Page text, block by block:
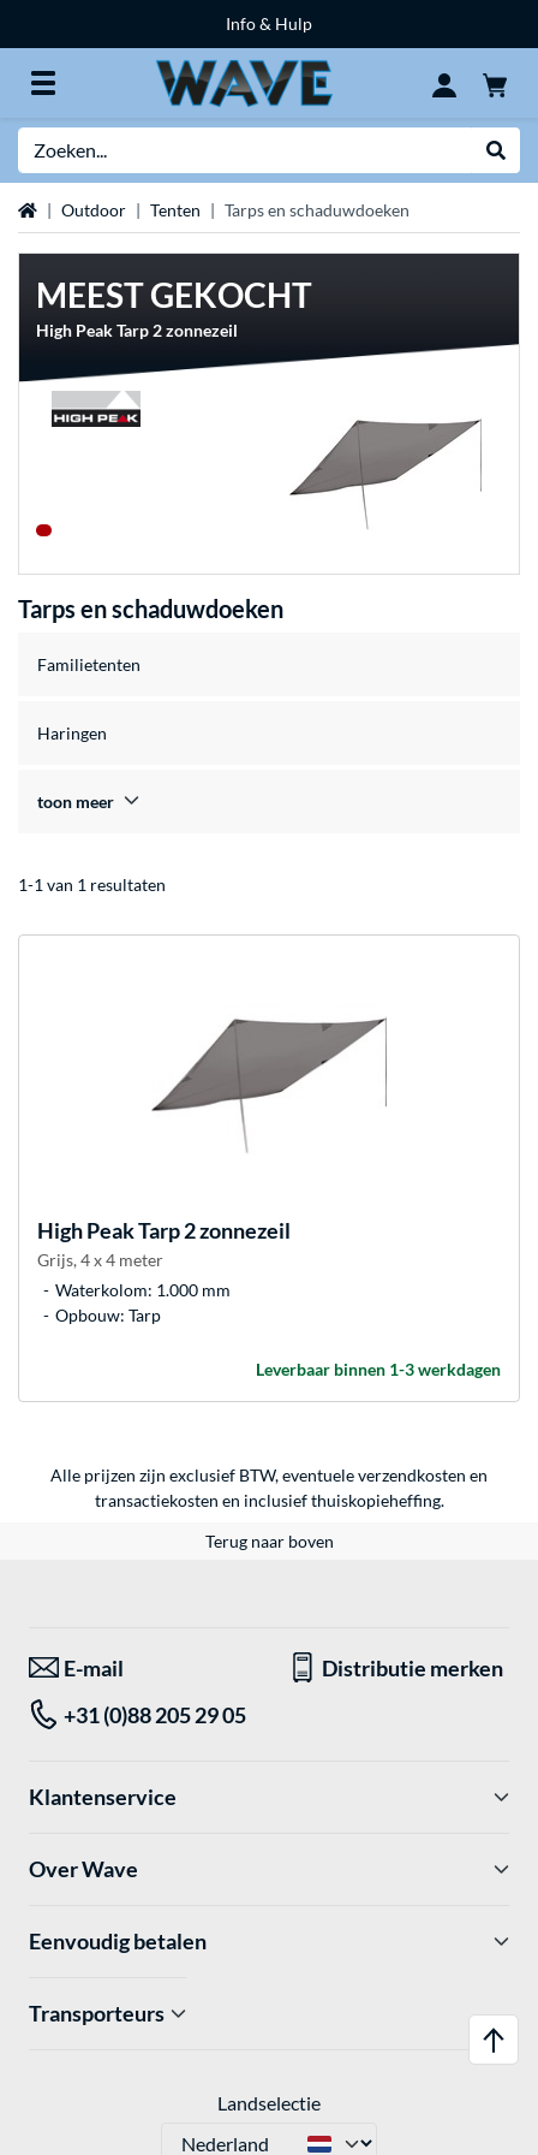
Info & Hulp
HomeOutdoor Tenten Tarps en schaduwdoeken
MEEST GEKOCHT
High Peak Tarp 2 zonnezeil
Tarps en schaduwdoeken
Familietenten
Haringen
toon meer
1-1 van 1 resultaten
High PeakTarp 2 zonnezeil
Grijs, 4 x 4 meter
Waterkolom: 1.000 mm
Opbouw: Tarp
Leverbaar binnen 1-3 werkdagen
Alle prijzen zijn exclusief BTW, eventuele verzendkosten en
transactiekosten en inclusief thuiskopieheffing.
Terug naar boven
E-mail
Distributie merken
+31 (0)88 205 29 05
Klantenservice
Over Wave
Eenvoudig betalen
Transporteurs
Landselectie